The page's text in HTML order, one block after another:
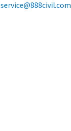
service@888civil.com